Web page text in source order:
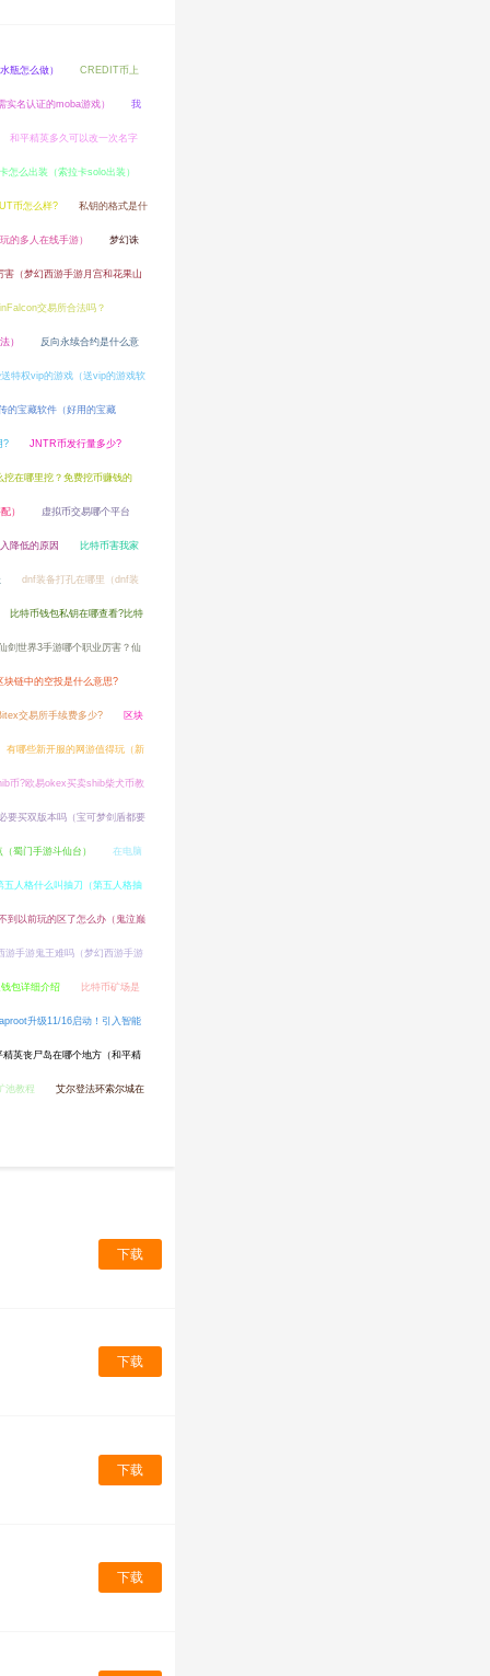
瓶怎么做） CREDIT币上
名认证的moba游戏） 我
和平精英多久可以改一次名字
怎么出装（索拉卡solo出装）
币怎么样? 私钥的格式是什
的多人在线手游） 梦幻诛
（梦幻西游手游月宫和花果山
交易所合法吗？
） 反向永续合约是什么意
特权vip的游戏（送vip的游戏软
的宝藏软件（好用的宝藏
? JNTR币发行量多少?
挖在哪里挖？免费挖币赚钱的
） 虚拟币交易哪个平台
降低的原因 比特币害我家
dnf装备打孔在哪里（dnf装
比特币钱包私钥在哪查看?比特
剑世界3手游哪个职业厉害？仙
块链中的空投是什么意思?
交易所手续费多少? 区块
有哪些新开服的网游值得玩（新
币?欧易okex买卖shib柴犬币教
要买双版本吗（宝可梦剑盾都要
蜀门手游斗仙台） 在电脑
五人格什么叫抽刀（第五人格抽
到以前玩的区了怎么办（鬼泣巅
游手游鬼王难吗（梦幻西游手游
包详细介绍 比特币矿场是
升级11/16启动！引入智能
精英丧尸岛在哪个地方（和平精
池教程 艾尔登法环索尔城在
下载
下载
下载
下载